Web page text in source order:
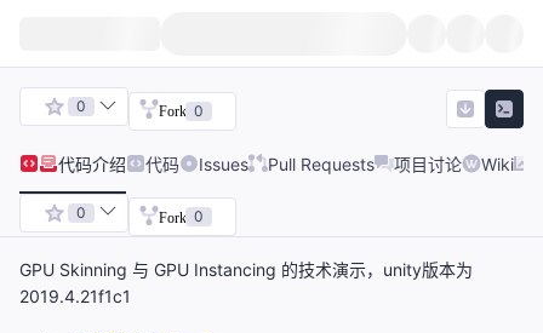
0 Fork 0
代码介绍 代码 Issues Pull Requests 项目讨论 Wiki
0 Fork 0
GPU Skinning 与 GPU Instancing 的技术演示，unity版本为
2019.4.21f1c1